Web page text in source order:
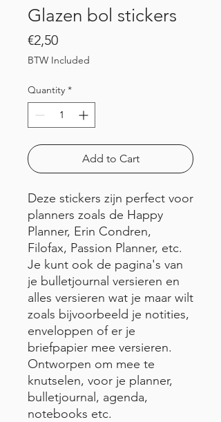
Glazen bol stickers
€2,50Price
BTW Included
Quantity *
Add to Cart
Deze stickers zijn perfect voor
planners zoals de Happy
Planner, Erin Condren,
Filofax, Passion Planner, etc.
Je kunt ook de pagina's van
je bulletjournal versieren en
alles versieren wat je maar wilt
zoals bijvoorbeeld je notities,
enveloppen of er je
briefpapier mee versieren.
Ontworpen om mee te
knutselen, voor je planner,
bulletjournal, agenda,
notebooks etc.